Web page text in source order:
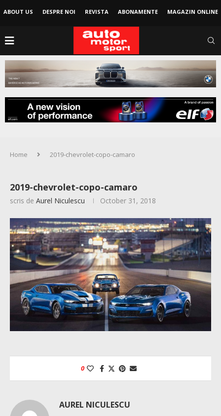
ABOUT US DESPRE NOI REVISTA ABONAMENTE MAGAZIN ONLINE
Home 2019-chevrolet-copo-camaro
2019-chevrolet-copo-camaro
scris de Aurel Niculescu October 31, 2018
0
AUREL NICULESCU